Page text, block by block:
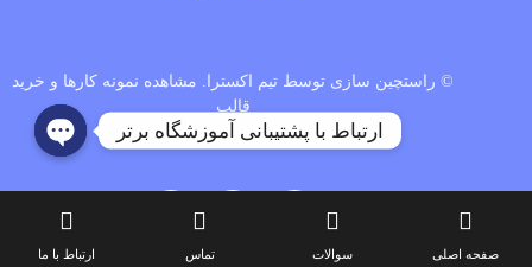
© راستچین سازی توسط تیم اکسترا. مشاهده نمونه کارها و خرید
قالب
صفحه اصلی سوالات تماس ارتباط با ما
ارتباط با پشتیبانی آموزشگاه برتر